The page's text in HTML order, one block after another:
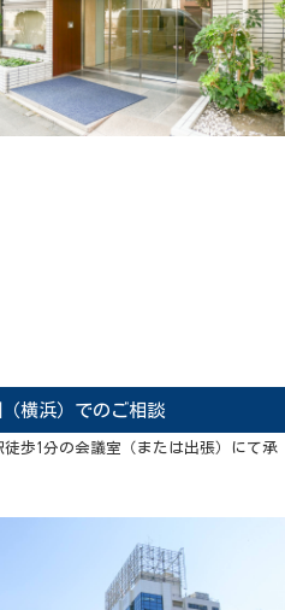
横浜）でのご相談
徒歩1分の会議室（または出張）にて承